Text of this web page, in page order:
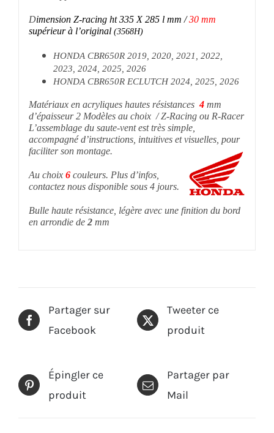
Dimension Z-racing ht 335X 285 l mm /30 mm
supérieur à l’original (3568H)
HONDA CBR650R 2019, 2020, 2021, 2022,
2023, 2024, 2025, 2026
HONDA CBR650R ECLUTCH 2024, 2025, 2026
Matériaux en acryliques hautes résistances 4mm
d’épaisseur 2 Modèles au choix / Z-Racing ou R-Racer
L’assemblage du saute-vent est très simple,
accompagné d’instructions, intuitives et visuelles, pour
faciliter son montage.
Au choix 6couleurs. Plus d’infos,
contactez nous disponible sous 4 jours.
Bulle haute résistance, légère avec une finition du bord
en arrondie de 2mm
Partager sur
Facebook
Tweeter ce
produit
Épingler ce
produit
Partager par
Mail